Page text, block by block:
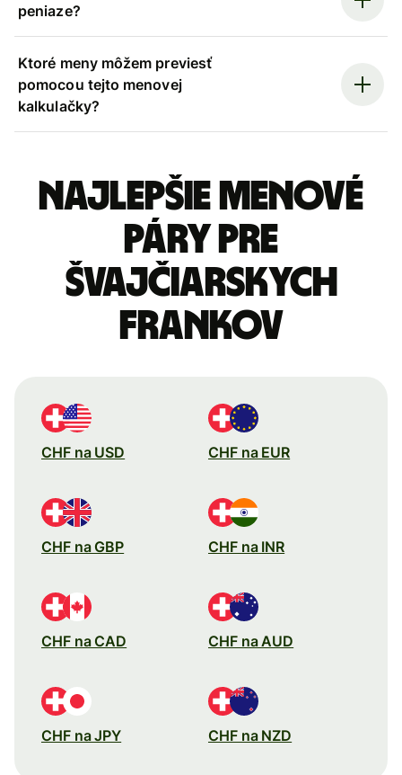
peniaze?
Ktoré meny môžem previesť
pomocou tejto menovej
kalkulačky?
Najlepšie menové
páry pre
Švajčiarskych
frankov
CHF na USD CHF na EUR
CHF na GBP CHF na INR
CHF na CAD CHF na AUD
CHF na JPY CHF na NZD